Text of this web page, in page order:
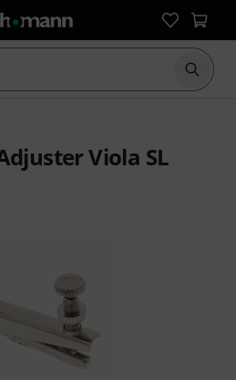
Suche
Viola SL
aus 4 Kundenbewertungen